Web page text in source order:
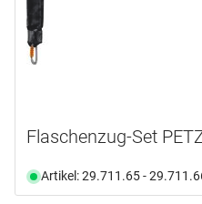
Flaschenzug-Set
Artikel: 29.711.65 -